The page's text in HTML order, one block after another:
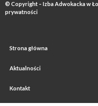
© Copyright – Izba Adwokacka w
prywatności
Strona główna
Aktualności
Kontakt